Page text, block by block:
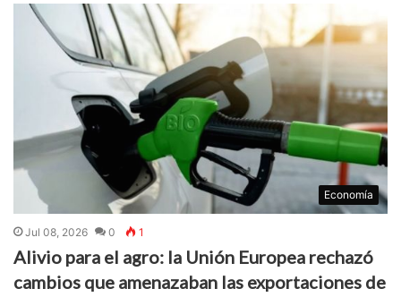
Economía
Jul 08, 2026 0 1
Alivio para el agro: la Unión Europea rechazó
cambios que amenazaban las exportaciones de